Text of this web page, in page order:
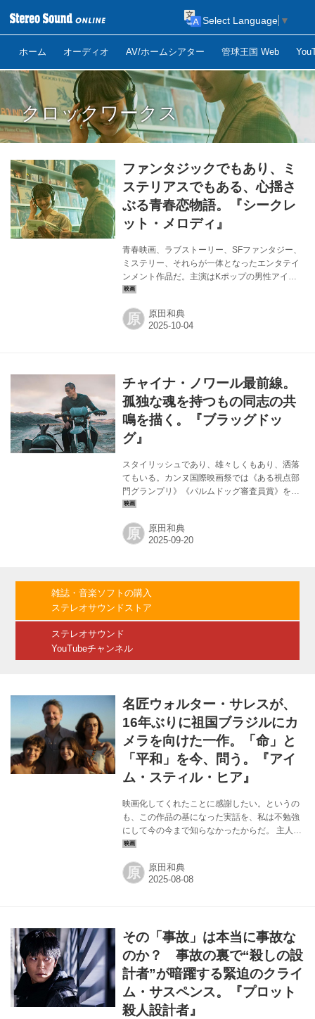
ホーム オーディオ AV/ホームシアター 管球王国 Web
Select Language ▼
クロックワークス
ファンタジックでもあり、ミ
ステリアスでもある、心揺さ
ぶる青春恋物語。『シークレ
ット・メロディ』
青春映画、ラブストーリー、SFファンタジー、
ミステリー、それらが一体となったエンタテイ
ンメント作品だ。主演はKポップの男性アイド
ルグループ“EXO（エクソ）”のD.O.（ディオ）
本公開された映画『ハッピー・ニュー・イヤ
ー』にも登場したウォン・ジナ。音楽大学が舞
変な実力を持つピアニスト。ドイツに滞在して
いたがスランプになり、静養のため母国に戻っ
ていた。音楽大学の前を歩いていたら、美しい
ピアノの音が聴こえてきて、その演奏...
原 原田和典
チャイナ・ノワール最前線。
孤独な魂を持つもの同志の共
鳴を描く。『ブラッグドッ
グ』
スタイリッシュであり、雄々しくもあり、洒落
てもいる。カンヌ国際映画祭では《ある視点部
門グランプリ》《パルムドッグ審査員賞》をダ
ブル受賞し、世界中の映画祭で36以上ノミネー
19日から劇場公開中だ。 舞台は2008年、北京
オリンピック開催が迫る中国。主人公はランと
は冷たい視線、そして死んだ友人の家族からの
強い恨みだ。その故郷も、彼が服役している間
原 原田和典
雑誌・音楽ソフトの購入
ステレオサウンドストア
ステレオサウンド
YouTubeチャンネル
名匠ウォルター・サレスが、
16年ぶりに祖国ブラジルにカ
メラを向けた一作。「命」と
「平和」を今、問う。『アイ
ム・スティル・ヒア』
映画化してくれたことに感謝したい。というの
も、この作品の基になった実話を、私は不勉強
にして今の今まで知らなかったからだ。 主人公
は元国会議員のルーベンス・パイヴァ（軍事ク
る）と、妻エウニセのふたり。1970年代前半の
ある日まで、彼らは5人の子供たちとピースフル
ジオ」で記念写真を撮ったほど。旅行中に訪れ
たレコード店で撮影した写真には、ボビー・ハ
ッチャーソンの『サンフランシスコ』や、ギ
ル・スコット＝ヘロンの『ピーシズ・オブ・
ア...
原 原田和典
その「事故」は本当に事故な
のか？ 事故の裏で“殺しの設
計者”が暗躍する緊迫のクライ
ム・サスペンス。『プロット
殺人設計者』